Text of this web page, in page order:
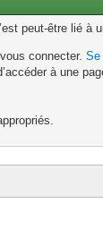
peut-être lié à
vous connecter.Se
à une